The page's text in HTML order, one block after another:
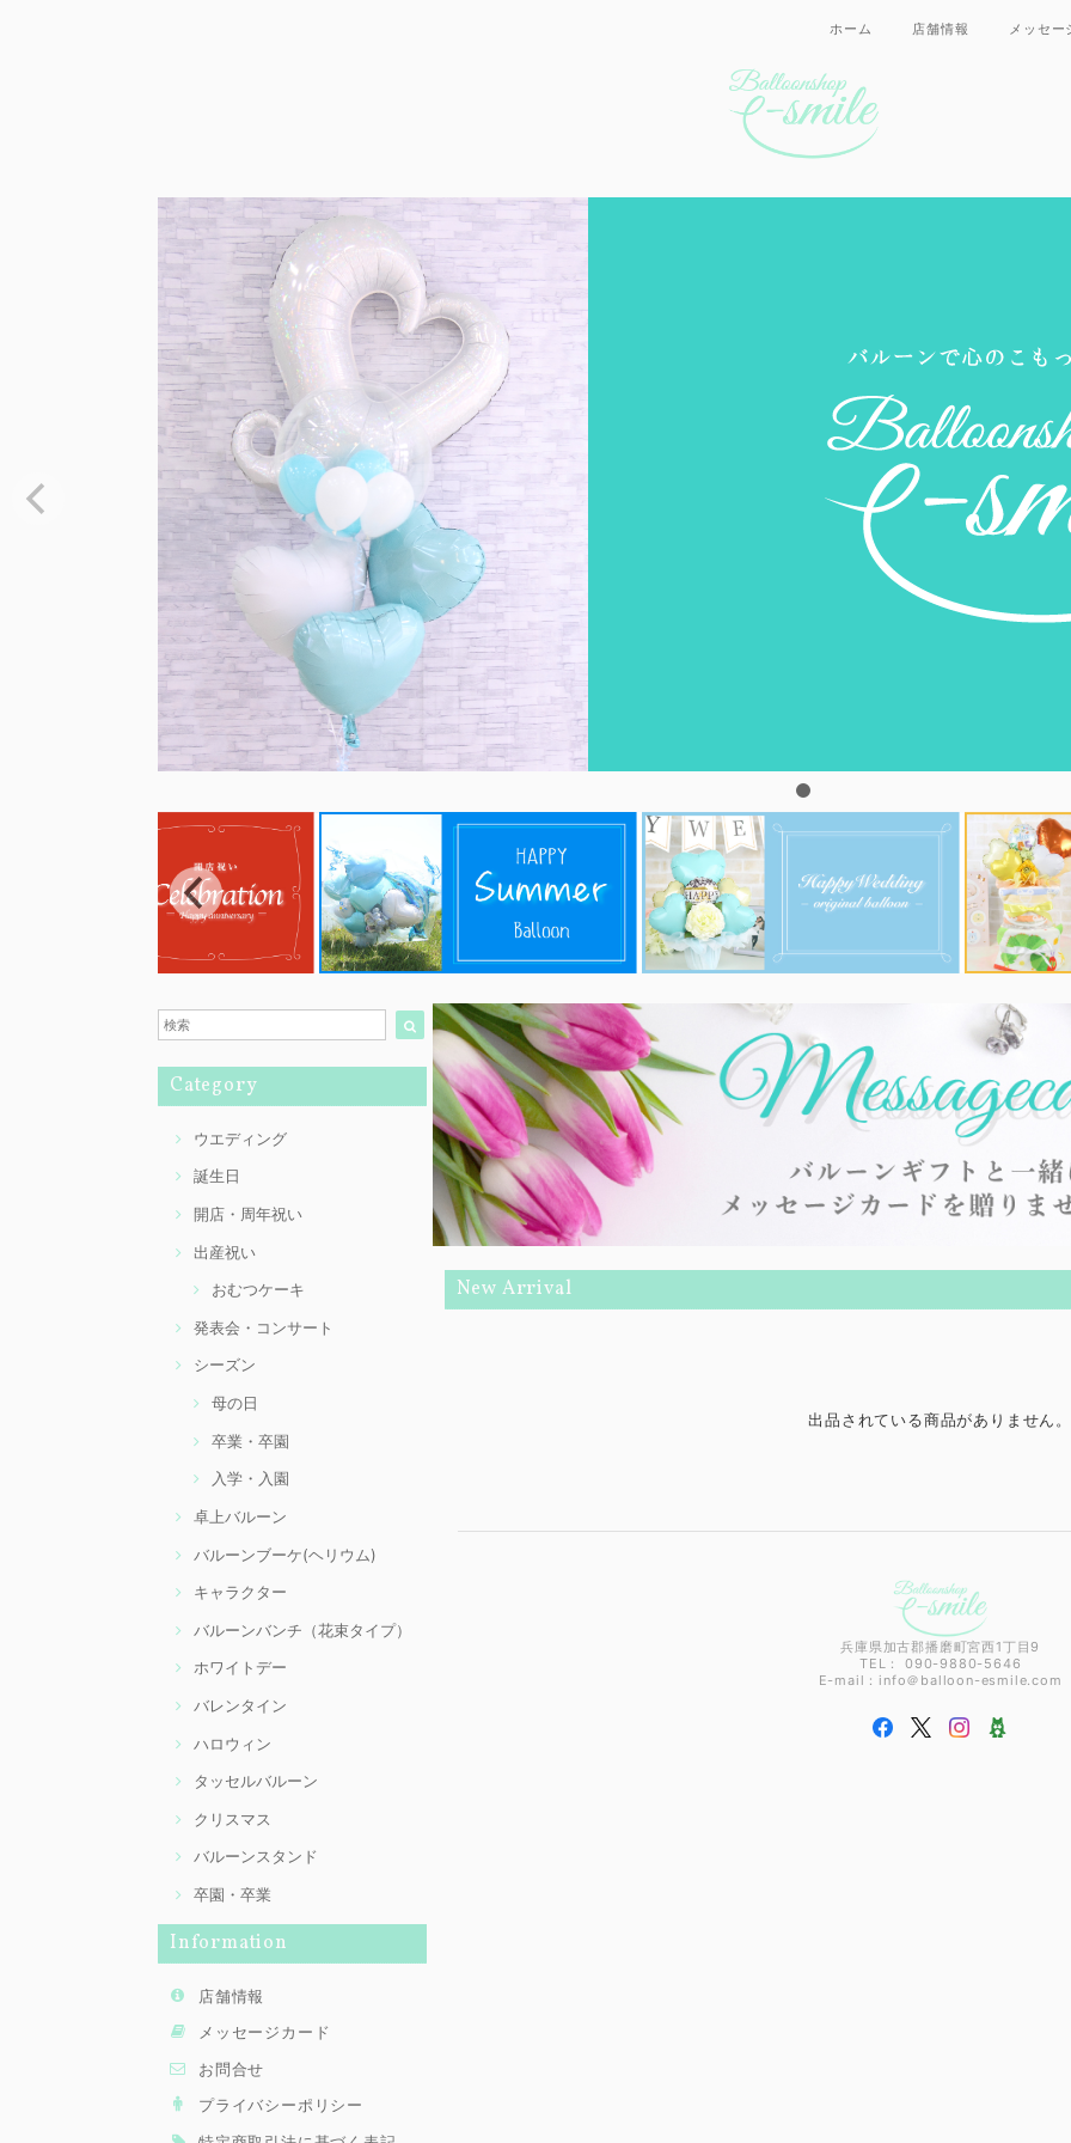
ホーム 店舗情報 メッセー
Category
ウエディング
誕生日
開店・周年祝い
出産祝い
おむつケーキ
発表会・コンサート
シーズン
母の日
卒業・卒園
入学・入園
卓上バルーン
バルーンブーケ(ヘリウム)
キャラクター
バルーンバンチ（花束タイプ）
ホワイトデー
バレンタイン
ハロウィン
タッセルバルーン
クリスマス
バルーンスタンド
卒園・卒業
Information
店舗情報
メッセージカード
お問合せ
プライバシーポリシー
New Arrival
出品されている商品がありません
兵庫県加古郡播磨町宮西1丁目9
TEL： 090-9880-5646
E-mail：info＠balloon-esmile.com